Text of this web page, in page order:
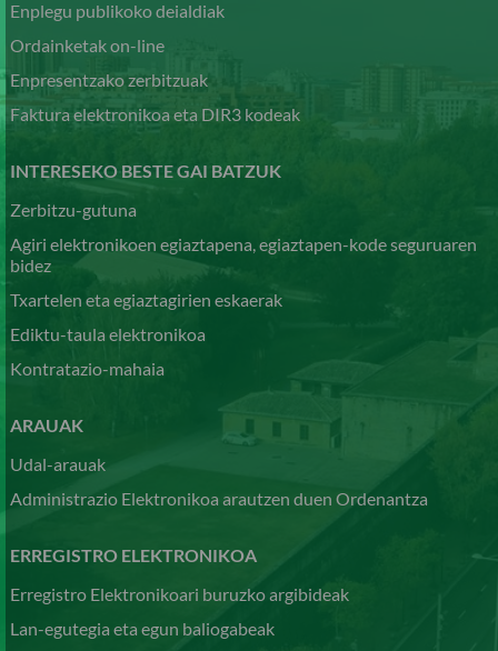
Enplegu publikoko deialdiak
Ordainketak on-line
Enpresentzako zerbitzuak
Faktura elektronikoa eta DIR3 kodeak
INTERESEKO BESTE GAI BATZUK
Zerbitzu-gutuna
Agiri elektronikoen egiaztapena, egiaztapen-kode seguruaren
bidez
Txartelen eta egiaztagirien eskaerak
Ediktu-taula elektronikoa
Kontratazio-mahaia
ARAUAK
Udal-arauak
Administrazio Elektronikoa arautzen duen Ordenantza
ERREGISTRO ELEKTRONIKOA
Erregistro Elektronikoari buruzko argibideak
Lan-egutegia eta egun baliogabeak